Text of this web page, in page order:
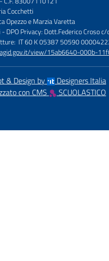
Cocchetti
Opezzo e Marzia Varetta
DPO Privacy: Dott.Federico Croso
IT 60 K 05387 50590
view/15ab6640-000b-
& Design by
Designers Italia
con CMS
SCUOLASTICO